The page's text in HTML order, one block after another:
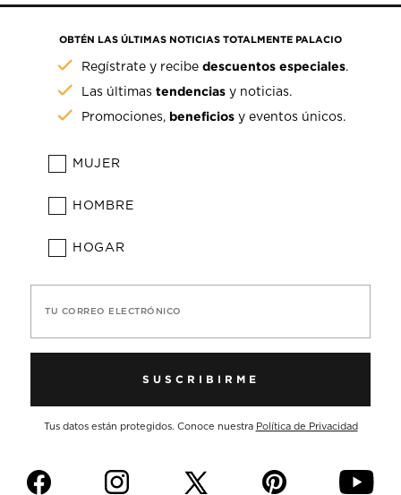
OBTÉN LAS ÚLTIMAS NOTICIAS TOTALMENTE PALACIO
Regístrate y recibedescuentos especiales.
Las últimastendencias y noticias.
Promociones, beneficios y eventos únicos.
MUJER
HOMBRE
HOGAR
TU CORREO ELECTRÓNICO
SUSCRIBIRME
Tus datos están protegidos. Conoce nuestra Política de Privacidad
f i p y